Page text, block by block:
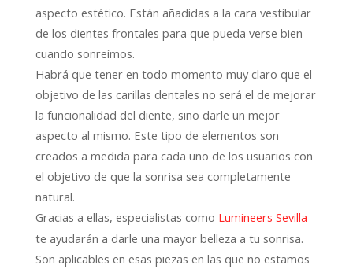
aspecto estético. Están añadidas a la cara vestibular
de los dientes frontales para que pueda verse bien
cuando sonreímos.
Habrá que tener en todo momento muy claro que el
objetivo de las carillas dentales no será el de mejorar
la funcionalidad del diente, sino darle un mejor
aspecto al mismo. Este tipo de elementos son
creados a medida para cada uno de los usuarios con
el objetivo de que la sonrisa sea completamente
natural.
Gracias a ellas, especialistas como Lumineers Sevilla
te ayudarán a darle una mayor belleza a tu sonrisa.
Son aplicables en esas piezas en las que no estamos